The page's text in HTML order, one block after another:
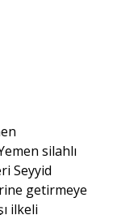
silahlı
Seyyid
getirmeye
ilkeli